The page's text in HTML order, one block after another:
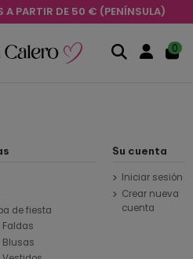
A PARTIR DE 50 € (PENÍNSULA)
0
de fiesta
Faldas
Blusas
Su cuenta
Iniciar sesión
Crear nueva
cuenta